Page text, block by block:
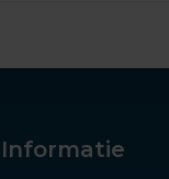
Informatie